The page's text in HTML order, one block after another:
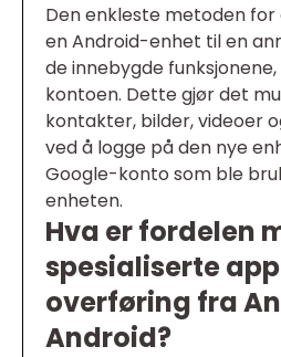
Den enkleste metoden
en Android-enhet til en
de innebygde
kontoen. Dette gjør det
kontakter, bilder, videoer
ved å logge på den nye
Google-konto som ble
enheten.
Hva er fordelen
spesialiserte
overføring fra
Android?